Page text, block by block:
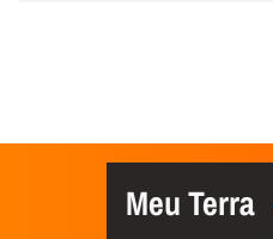
Meu Terra